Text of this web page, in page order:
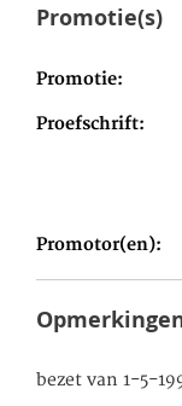
Promotie(s)
Promotie
Proefschrift
Promotor(en)
bezet van 1-5-